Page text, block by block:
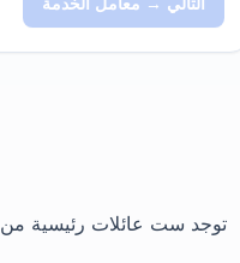
توجد ست عائلات رئيسية من